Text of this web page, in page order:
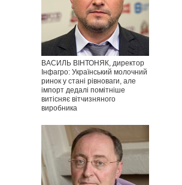
ВАСИЛЬ ВІНТОНЯК, директор
Інфагро: Український молочний
ринок у стані рівноваги, але
імпорт дедалі помітніше
витісняє вітчизняного
виробника